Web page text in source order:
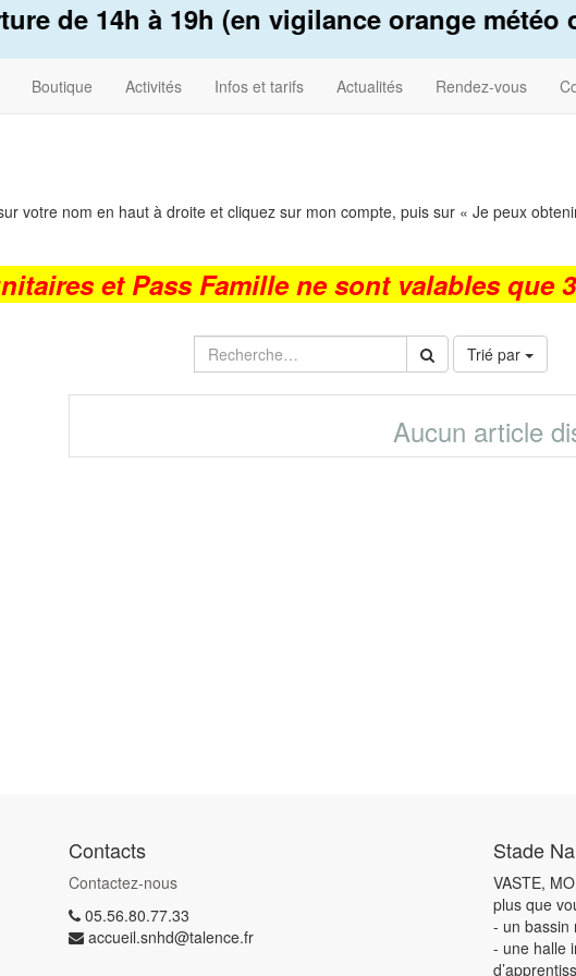
de 14h à 19h (en vigilance orange météo
Boutique Activités Infos et tarifs Actualités Rendez-vous
votre nom en haut à droite et cliquez sur mon compte, puis sur « Je peux
et Pass Famille ne sont valables que
Trié par
Aucun article
Contacts
Contactez-nous
05.56.80.77.33
accueil.snhd@talence.fr
Stade
VASTE,
plus que
- un bassin
- une halle